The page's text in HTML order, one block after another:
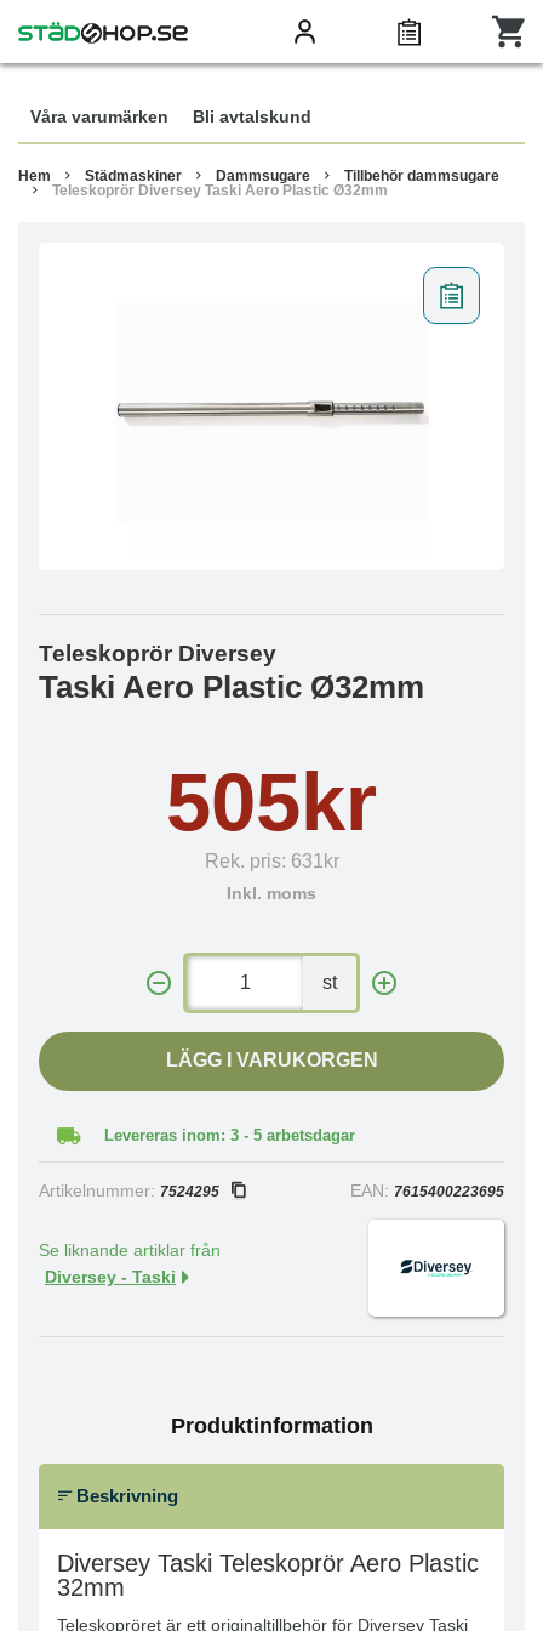
Våra varumärken Bli avtalskund
Hem Städmaskiner Dammsugare
Tillbehör dammsugare
Teleskoprör Diversey Taski Aero Plastic Ø32mm
Teleskoprör Diversey
Taski Aero Plastic Ø32mm
505kr
Rek. pris: 631kr
Inkl. moms
st
LÄGG I VARUKORGEN
Levereras inom: 3 - 5 arbetsdagar
Artikelnummer: 7524295 EAN: 7615400223695
Se liknande artiklar från
Diversey - Taski
Produktinformation
Beskrivning
Diversey Taski Teleskoprör Aero Plastic
32mm
Teleskopröret är ett originaltillbehör för Diversey Taski